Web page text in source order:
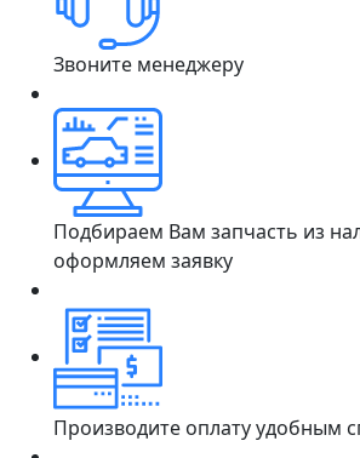
Звоните менеджеру
Подбираем Вам запчасть из
оформляем заявку
Производите оплату удобным